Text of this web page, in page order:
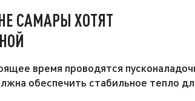
САМАРЫ ХОТЯТ
время проводятся
обеспечить стабильное тепло